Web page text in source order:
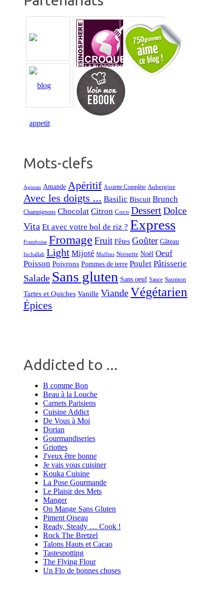
Mots-clefs
Agneau Amande Apéritif Assiette Complète Aubergine
Avec les doigts ... Basilic Biscuit Brunch
Champignons Chocolat Citron Coco DessertDolce
Vita Et avec votre bol de riz ? Express
Framboise FromageFruit Fêtes Goûter Gâteau
Inchallah Light Mijoté Muffins Noisette Noël Oeuf
Poisson Poivrons Pommes de terre Poulet Pâtisserie
Salade Sans gluten Sans oeuf Sauce Saumon
Tartes et Quiches Vanille ViandeVégétarien
Épices
Addicted to ...
B comme Bon
Beau à la Louche
Carnets Parisiens
Cuisine Addict
De Vous à Moi
Dorian
Gourmandiseries
Griottes
J'veux être bonne
Je vais vous cuisiner
Kouka Cuisine
La Pose Gourmande
Le Plaisir des Mets
Manger
On Mange Sans Gluten
Piment Oiseau
Ready, Steady … Cook !
Rock The Bretzel
Talons Hauts et Cacao
Tastespotting
The Flying Flour
Un Flo de bonnes choses